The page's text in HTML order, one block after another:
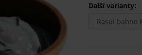
Další varianty: